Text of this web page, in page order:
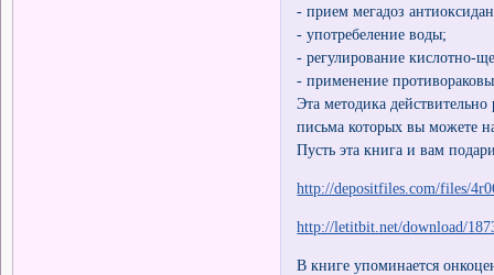
- прием мегадоз
- употребеление воды;
- регулирование кислотно-
- применение
Эта методика
письма которых вы можете
Пусть эта книга и вам
http://depositfiles.com/files/
http://letitbit.net/download/
В книге упоминается